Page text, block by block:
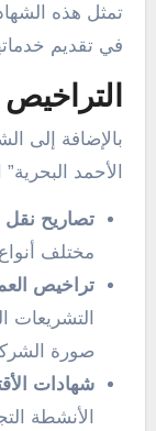
تمثل هذه
في تقديم
التراخيص
بالإضافة إلى
الأحمد
تصاريح نقل
مختلف
تراخيص
التشريعات
صورة
شهادات
الأنشطة